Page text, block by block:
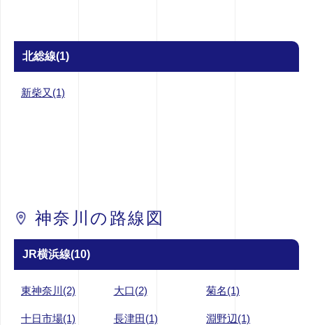
北総線(1)
新柴又(1)
神奈川の路線図
JR横浜線(10)
東神奈川(2) 大口(2) 菊名(1)
十日市場(1) 長津田(1) 淵野辺(1)